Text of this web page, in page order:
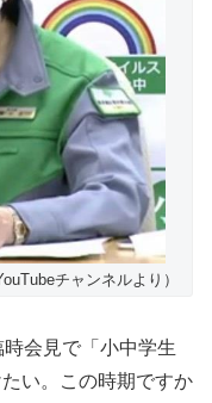
チャンネルより）
会見で 「小中学生
い。この時期ですか